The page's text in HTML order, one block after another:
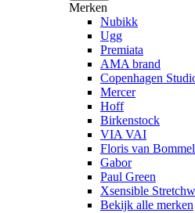
Merken
Nubikk
Ugg
Premiata
AMA brand
Copenhagen
Mercer
Hoff
Birkenstock
VIA VAI
Floris van Bommel
Gabor
Paul Green
Xsensible
Bekijk alle merken